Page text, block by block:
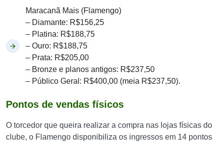
Maracanã Mais (Flamengo)
– Diamante: R$156,25
– Platina: R$188,75
– Ouro: R$188,75
– Prata: R$205,00
– Bronze e planos antigos: R$237,50
– Público Geral: R$400,00 (meia R$237,50).
Pontos de vendas físicos
O torcedor que queira realizar a compra nas lojas físicas do
clube, o Flamengo disponibiliza os ingressos em 14 pontos